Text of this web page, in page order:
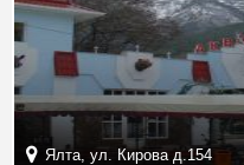
Ялта, ул. Кирова д.154